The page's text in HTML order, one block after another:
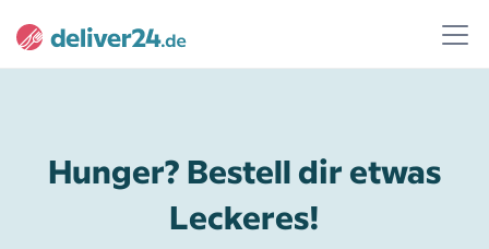
Hunger? Bestell dir etwas
Leckeres!